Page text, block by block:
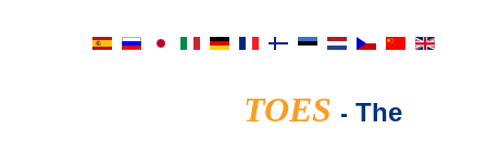
TOES - The